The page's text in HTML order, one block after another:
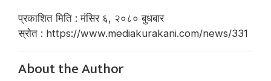
प्रकाशित मिति : मंसिर ६, २०८० बुधबार
स्रोत : https://www.mediakurakani.com/news/331
About the Author